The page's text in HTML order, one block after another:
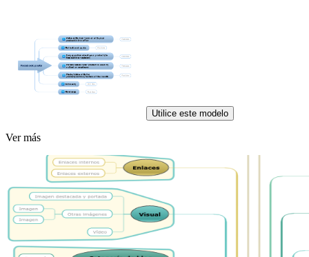
Utilice este modelo
Ver más